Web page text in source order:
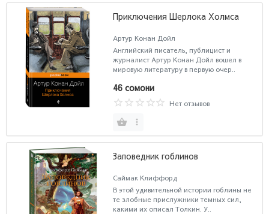
Приключения Шерлока Холмса
Артур Конан Дойл
Английский писатель, публицист и
журналист Артур Конан Дойл вошел в
мировую литературу в первую очер..
46 сомони
Нет отзывов
Заповедник гоблинов
Саймак Клиффорд
В этой удивительной истории гоблины не
те злобные прислужники темных сил,
какими их описал Толкин. У..